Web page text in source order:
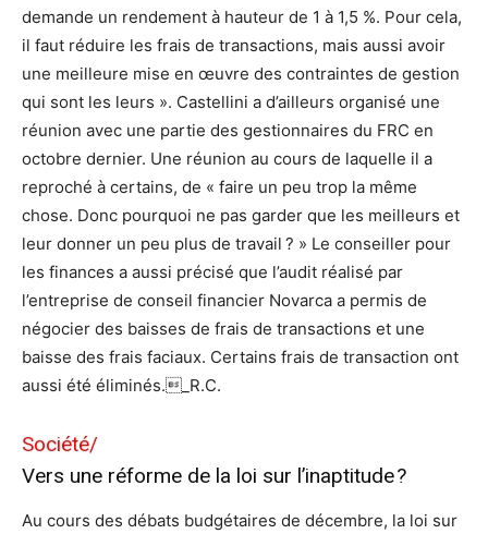
demande un rendement à hauteur de 1 à 1,5 %. Pour cela,
il faut réduire les frais de transactions, mais aussi avoir
une meilleure mise en œuvre des contraintes de gestion
qui sont les leurs ». Castellini a d’ailleurs organisé une
réunion avec une partie des gestionnaires du FRC en
octobre dernier. Une réunion au cours de laquelle il a
reproché à certains, de « faire un peu trop la même
chose. Donc pourquoi ne pas garder que les meilleurs et
leur donner un peu plus de travail ? » Le conseiller pour
les finances a aussi précisé que l’audit réalisé par
l’entreprise de conseil financier Novarca a permis de
négocier des baisses de frais de transactions et une
baisse des frais faciaux. Certains frais de transaction ont
aussi été éliminés._R.C.
Société/
Vers une réforme de la loi sur l’inaptitude ?
Au cours des débats budgétaires de décembre, la loi sur